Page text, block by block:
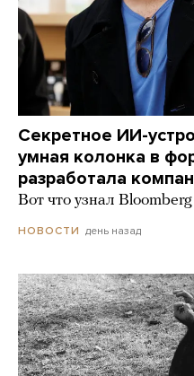
Секретное ИИ-
умная колонка в
разработала
Вот что узнал
НОВОСТИ день назад